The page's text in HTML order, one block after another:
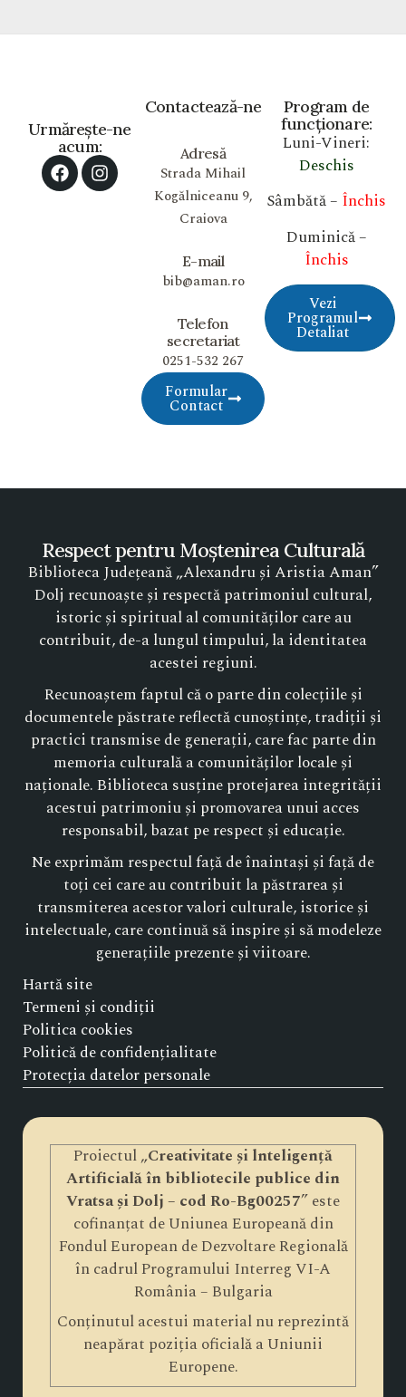
Program de
funcționare:
Luni-Vineri:
Deschis
Sâmbătă – Închis
Duminică –
Închis
Vezi
Programul
Detaliat
Contactează-ne
Adresă
Strada Mihail
Kogălniceanu 9,
Craiova
E-mail
bib@aman.ro
Telefon
secretariat
0251-532 267
Formular
Contact
Urmărește-ne
acum:
Respect pentru Moștenirea Culturală
Biblioteca Județeană „Alexandru și Aristia Aman”
Dolj recunoaște și respectă patrimoniul cultural,
istoric și spiritual al comunităților care au
contribuit, de-a lungul timpului, la identitatea
acestei regiuni.
Recunoaștem faptul că o parte din colecțiile și
documentele păstrate reflectă cunoștințe, tradiții și
practici transmise de generații, care fac parte din
memoria culturală a comunităților locale și
naționale. Biblioteca susține protejarea integrității
acestui patrimoniu și promovarea unui acces
responsabil, bazat pe respect și educație.
Ne exprimăm respectul față de înaintași și față de
toți cei care au contribuit la păstrarea și
transmiterea acestor valori culturale, istorice și
intelectuale, care continuă să inspire și să modeleze
generațiile prezente și viitoare.
Hartă site
Termeni și condiții
Politica cookies
Politică de confidențialitate
Protecția datelor personale
Proiectul „Creativitate și lnteligență
Artificială în bibliotecile publice din
Vratsa și Dolj – cod Ro-Bg00257” este
cofinanțat de Uniunea Europeană din
Fondul European de Dezvoltare Regională
în cadrul Programului Interreg VI-A
România – Bulgaria
Conținutul acestui material nu reprezintă
neapărat poziția oficială a Uniunii
Europene.